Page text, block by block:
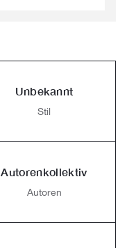
Unbekannt
Stil
Autorenkollektiv
Autoren